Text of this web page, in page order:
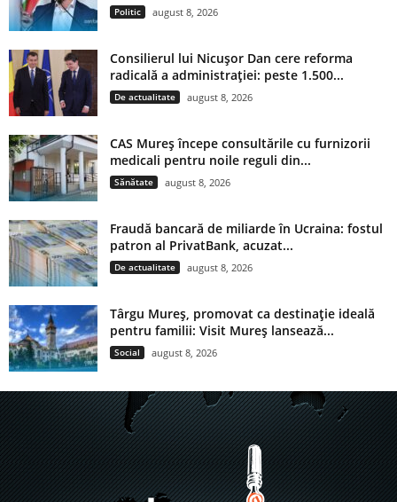
Politic august 8, 2026
Consilierul lui Nicușor Dan cere reforma
radicală a administrației: peste 1.500...
De actualitate august 8, 2026
CAS Mureș începe consultările cu furnizorii
medicali pentru noile reguli din...
Sănătate august 8, 2026
Fraudă bancară de miliarde în Ucraina: fostul
patron al PrivatBank, acuzat...
De actualitate august 8, 2026
Târgu Mureș, promovat ca destinație ideală
pentru familii: Visit Mureș lansează...
Social august 8, 2026